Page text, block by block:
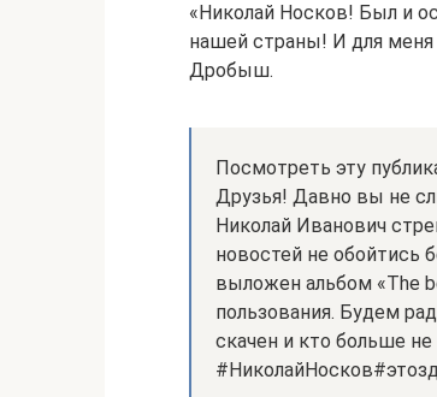
«Николай Носков! Был и
нашей страны! И для меня
Дробыш.
Посмотреть эту
Друзья! Давно вы не
Николай Иванович
новостей не обойтись
выложен альбом «The
пользования. Будем
скачен и кто больше